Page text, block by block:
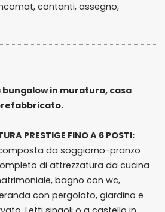
contanti, assegno,
in muratura, casa
PRESTIGE FINO A 6 POSTI:
da soggiorno-pranzo
di attrezzatura da cucina
bagno con wc,
con pergolato, giardino e